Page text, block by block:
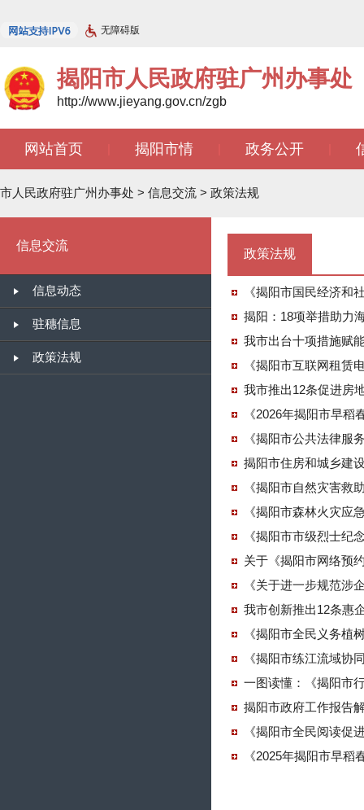
无障碍版
揭阳市人民政府驻广州办事处
http://www.jieyang.gov.cn/zgb
网站首页 揭阳市情 政务公开
文苑天地 |
市人民政府驻广州办事处 > 信息交流 > 政策法规
信息交流
信息动态
驻穗信息
政策法规
政策法规
《揭阳市国民经济和
揭阳：18项举措助力
我市出台十项措施赋
《揭阳市互联网租赁
我市推出12条促进房
《2026年揭阳市早稻
《揭阳市公共法律服
揭阳市住房和城乡建
《揭阳市自然灾害救
《揭阳市森林火灾应
《揭阳市市级烈士纪
关于《揭阳市网络预
《关于进一步规范涉
我市创新推出12条惠
《揭阳市全民义务植
《揭阳市练江流域协
一图读懂：《揭阳市
揭阳市政府工作报告
《揭阳市全民阅读促
《2025年揭阳市早稻